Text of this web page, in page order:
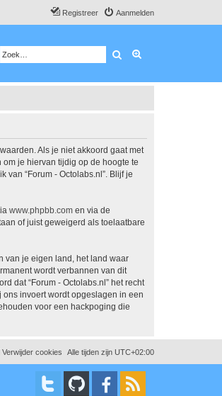
Aanmelden
Registreer
Zoek
Als je niet akkoord gaat met
je hiervan tijdig op de hoogte te
“Forum - Octolabs.nl”. Blijf je
www.phpbb.com en via de
of juist geweigerd als toelaatbare
van je eigen land, het land waar
wordt verbannen van dit
dat “Forum - Octolabs.nl” het recht
invoert wordt opgeslagen in een
voor een hackpoging die
Alle tijden zijn UTC+02:00
Verwijder cookies